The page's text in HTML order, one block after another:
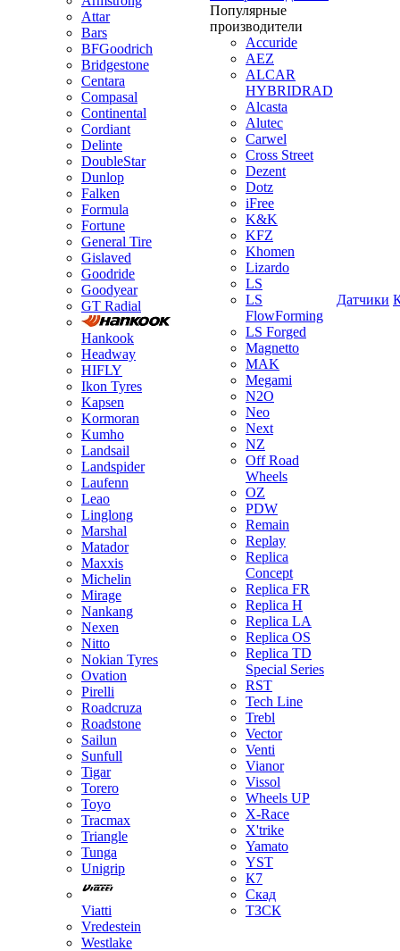
Attar
Bars
BFGoodrich
Bridgestone
Centara
Compasal
Continental
Cordiant
Delinte
DoubleStar
Dunlop
Falken
Formula
Fortune
General Tire
Gislaved
Goodride
Goodyear
GT Radial
Hankook
Headway
HIFLY
Ikon Tyres
Kapsen
Kormoran
Kumho
Landsail
Landspider
Laufenn
Leao
Linglong
Marshal
Matador
Maxxis
Michelin
Mirage
Nankang
Nexen
Nitto
Nokian Tyres
Ovation
Pirelli
Roadcruza
Roadstone
Sailun
Sunfull
Tigar
Torero
Toyo
Tracmax
Triangle
Tunga
Unigrip
Viatti
Vredestein
Westlake
Популярные
производители
Accuride
AEZ
ALCAR
HYBRIDRAD
Alcasta
Alutec
Carwel
Cross Street
Dezent
Dotz
iFree
K&K
KFZ
Khomen
Lizardo
LS
LS
FlowForming
LS Forged
Magnetto
MAK
Megami
N2O
Neo
Next
NZ
Off Road
Wheels
OZ
PDW
Remain
Replay
Replica
Concept
Replica FR
Replica H
Replica LA
Replica OS
Replica TD
Special Series
RST
Tech Line
Trebl
Vector
Venti
Vianor
Vissol
Wheels UP
X-Race
X'trike
Yamato
YST
К7
Скад
ТЗСК
Датчики